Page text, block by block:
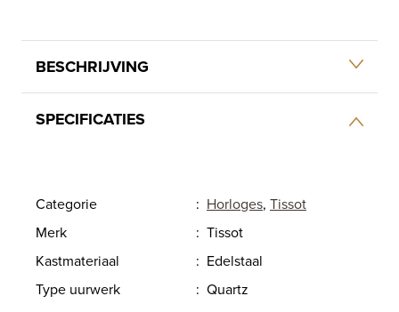
BESCHRIJVING
SPECIFICATIES
Categorie : Horloges, Tissot
Merk
: Tissot
Kastmateriaal
: Edelstaal
Type uurwerk
: Quartz